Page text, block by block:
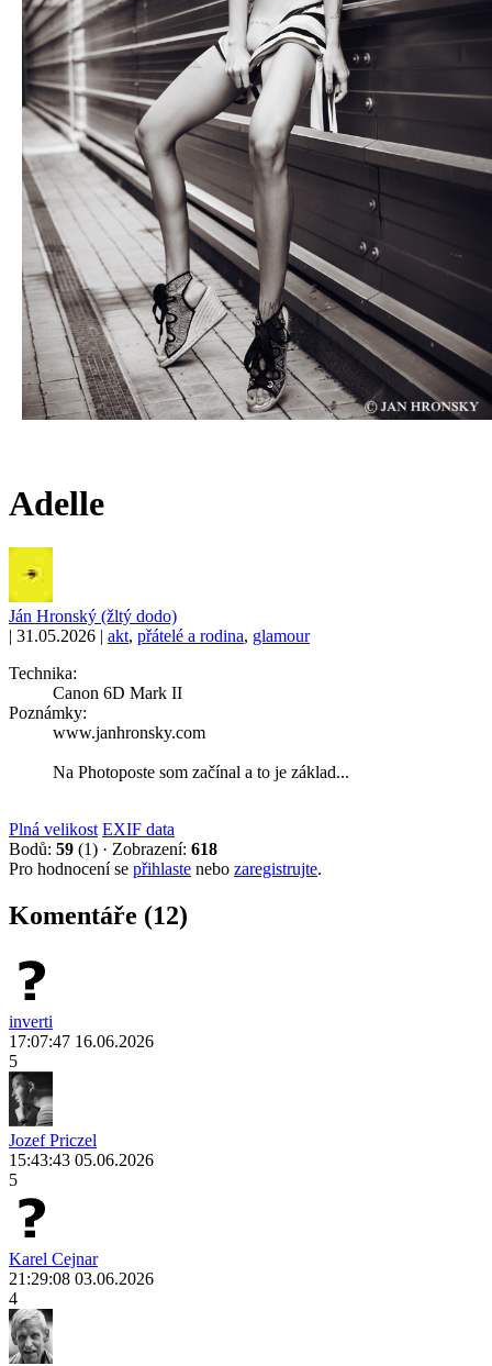
Adelle
Ján Hronský (žltý dodo)
| 31.05.2026 | akt, přátelé a rodina, glamour
Technika:
Canon 6D Mark II
Poznámky:
www.janhronsky.com
Na Photoposte som začínal a to je základ...
Plná velikost EXIF data
Bodů: 59 (1) · Zobrazení: 618
Pro hodnocení se přihlaste nebo zaregistrujte.
Komentáře (12)
inverti
17:07:47 16.06.2026
5
Jozef Priczel
15:43:43 05.06.2026
5
Karel Cejnar
21:29:08 03.06.2026
4